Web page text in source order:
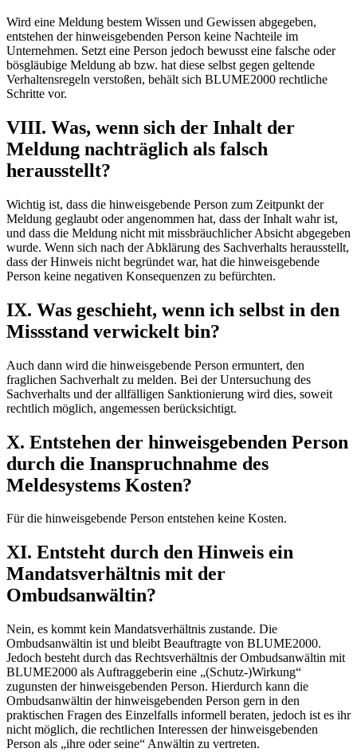
Wird eine Meldung bestem Wissen und Gewissen abgegeben,
entstehen der hinweisgebenden Person keine Nachteile im
Unternehmen. Setzt eine Person jedoch bewusst eine falsche oder
bösgläubige Meldung ab bzw. hat diese selbst gegen geltende
Verhaltensregeln verstoßen, behält sich BLUME2000 rechtliche
Schritte vor.
VIII. Was, wenn sich der Inhalt der
Meldung nachträglich als falsch
herausstellt?
Wichtig ist, dass die hinweisgebende Person zum Zeitpunkt der
Meldung geglaubt oder angenommen hat, dass der Inhalt wahr ist,
und dass die Meldung nicht mit missbräuchlicher Absicht abgegeben
wurde. Wenn sich nach der Abklärung des Sachverhalts herausstellt,
dass der Hinweis nicht begründet war, hat die hinweisgebende
Person keine negativen Konsequenzen zu befürchten.
IX. Was geschieht, wenn ich selbst in den
Missstand verwickelt bin?
Auch dann wird die hinweisgebende Person ermuntert, den
fraglichen Sachverhalt zu melden. Bei der Untersuchung des
Sachverhalts und der allfälligen Sanktionierung wird dies, soweit
rechtlich möglich, angemessen berücksichtigt.
X. Entstehen der hinweisgebenden Person
durch die Inanspruchnahme des
Meldesystems Kosten?
Für die hinweisgebende Person entstehen keine Kosten.
XI. Entsteht durch den Hinweis ein
Mandatsverhältnis mit der
Ombudsanwältin?
Nein, es kommt kein Mandatsverhältnis zustande. Die
Ombudsanwältin ist und bleibt Beauftragte von BLUME2000.
Jedoch besteht durch das Rechtsverhältnis der Ombudsanwältin mit
BLUME2000 als Auftraggeberin eine „(Schutz-)Wirkung“
zugunsten der hinweisgebenden Person. Hierdurch kann die
Ombudsanwältin der hinweisgebenden Person gern in den
praktischen Fragen des Einzelfalls informell beraten, jedoch ist es ihr
nicht möglich, die rechtlichen Interessen der hinweisgebenden
Person als „ihre oder seine“ Anwältin zu vertreten.